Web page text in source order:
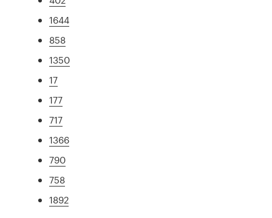
1644
858
1350
17
177
717
1366
790
758
1892